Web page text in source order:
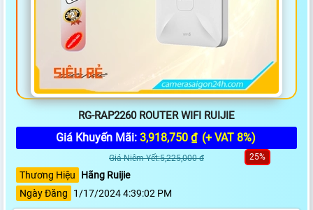
RG-RAP2260 ROUTER WIFI RUIJIE
Giá Khuyến Mãi: 3,918,750 ₫ (+ VAT 8%)
Giá Niêm Yết:5,225,000 đ 25%
Thương Hiệu
Hãng Ruijie
Ngày Đăng
1/17/2024 4:39:02 PM